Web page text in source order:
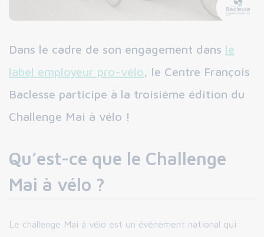
Dans le cadre de son engagement dans le
label employeur pro-vélo, le Centre François
Baclesse participe à la troisième édition du
Challenge Mai à vélo !
Qu’est-ce que le Challenge
Mai à vélo ?
Le challenge Mai à vélo est un événement national qui